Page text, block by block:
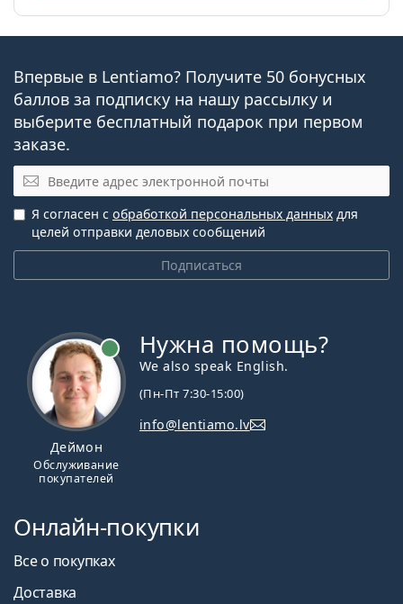
Впервые в Lentiamo? Получите 50 бонусных
баллов за подписку на нашу рассылку и
выберите бесплатный подарок при первом
заказе.
Эл. почта
Подписаться
Я согласен с обработкой персональных данных для
целей отправки деловых сообщений
Деймон
Обслуживание
покупателей
Нужна помощь?
We also speak English.
(Пн-Пт 7:30-15:00)
info@lentiamo.lv
Онлайн-покупки
Все о покупках
Доставка